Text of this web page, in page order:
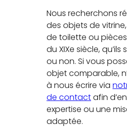
Nous recherchons
des objets de
de toilette ou
du XIXe siècle,
ou non. Si vous
objet comparable,
à nous écrire via
de contactafin
expertise ou une
adaptée.